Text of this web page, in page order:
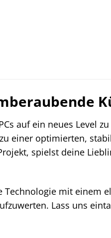
auf ein neues Level
einer optimierten,
spielst deine
mit einem
Lass uns